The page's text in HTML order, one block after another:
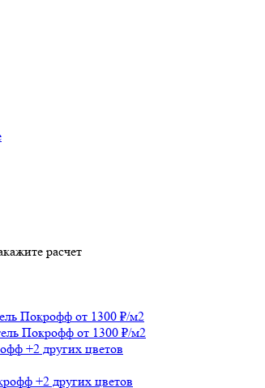
расчет
Покрофф от 1300 ₽/м2
Покрофф от 1300 ₽/м2
+2 других цветов
+2 других цветов